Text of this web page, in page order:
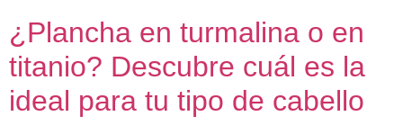
¿Plancha en turmalina o en
titanio? Descubre cuál es la
ideal para tu tipo de cabello